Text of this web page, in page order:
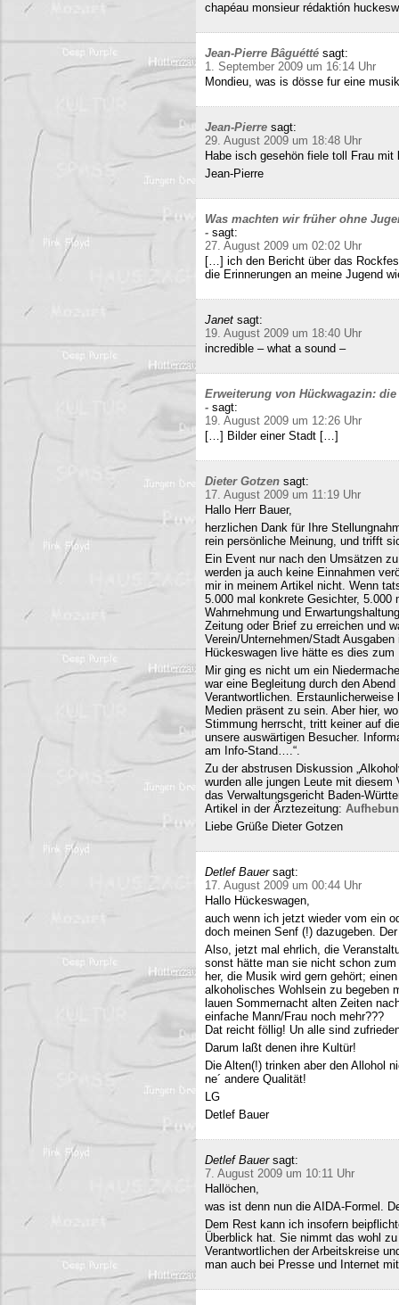
chapéau monsieur rédaktión
Jean-Pierre Bâguétté sagt:
1. September 2009 um 16:14 Uhr
Mondieu, was is dösse fur eine
Jean-Pierre sagt:
29. August 2009 um 18:48 Uhr
Habe isch gesehön fiele toll Frau
Jean-Pierre
Was machten wir früher ohne
- sagt:
27. August 2009 um 02:02 Uhr
[…] ich den Bericht über das
die Erinnerungen an meine Jugend
Janet sagt:
19. August 2009 um 18:40 Uhr
incredible – what a sound –
Erweiterung von Hückwagazin:
- sagt:
19. August 2009 um 12:26 Uhr
[…] Bilder einer Stadt […]
Dieter Gotzen sagt:
17. August 2009 um 11:19 Uhr
Hallo Herr Bauer,
herzlichen Dank für Ihre
rein persönliche Meinung, und trifft
Ein Event nur nach den Umsätzen
werden ja auch keine Einnahmen
mir in meinem Artikel nicht. Wenn
5.000 mal konkrete Gesichter, 5.000
Wahrnehmung und
Zeitung oder Brief zu erreichen und
Verein/Unternehmen/Stadt
Hückeswagen live hätte es dies zum
Mir ging es nicht um ein
war eine Begleitung durch den
Verantwortlichen.
Medien präsent zu sein. Aber hier,
Stimmung herrscht, tritt keiner auf
unsere auswärtigen Besucher.
am Info-Stand….“.
Zu der abstrusen Diskussion
wurden alle jungen Leute mit
das Verwaltungsgericht Baden-
Artikel in der Ärztezeitung:
Liebe Grüße Dieter Gotzen
Detlef Bauer sagt:
17. August 2009 um 00:44 Uhr
Hallo Hückeswagen,
auch wenn ich jetzt wieder vom ein
doch meinen Senf (!) dazugeben.
Also, jetzt mal ehrlich, die
sonst hätte man sie nicht schon
her, die Musik wird gern gehört;
alkoholisches Wohlsein zu begeben
lauen Sommernacht alten Zeiten
einfache Mann/Frau noch mehr???
Dat reicht föllig! Un alle sind
Darum laßt denen ihre Kultür!
Die Alten(!) trinken aber den Allohol
ne´ andere Qualität!
LG
Detlef Bauer
Detlef Bauer sagt:
7. August 2009 um 10:11 Uhr
Hallöchen,
was ist denn nun die AIDA-Formel.
Dem Rest kann ich insofern
Überblick hat. Sie nimmt das wohl
Verantwortlichen der Arbeitskreise
man auch bei Presse und Internet